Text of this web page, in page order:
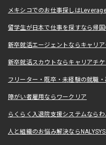
メキシコでのお仕事探しは
留学生が日本で仕事を探すなら帰国
新卒就活エージェントならキャリ
新卒就活スカウトならキャリアチ
フリーター・既卒・未経験の就職
障がい者雇用ならワークリア
らくらく入退院支援システムなら
人と組織のお悩み解決なら